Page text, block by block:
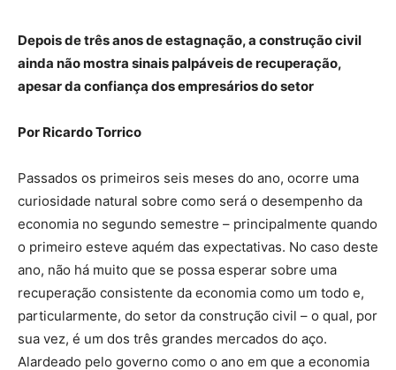
Depois de três anos de estagnação, a construção civil
ainda não mostra sinais palpáveis de recuperação,
apesar da confiança dos empresários do setor
Por Ricardo Torrico
Passados os primeiros seis meses do ano, ocorre uma
curiosidade natural sobre como será o desempenho da
economia no segundo semestre – principalmente quando
o primeiro esteve aquém das expectativas. No caso deste
ano, não há muito que se possa esperar sobre uma
recuperação consistente da economia como um todo e,
particularmente, do setor da construção civil – o qual, por
sua vez, é um dos três grandes mercados do aço.
Alardeado pelo governo como o ano em que a economia